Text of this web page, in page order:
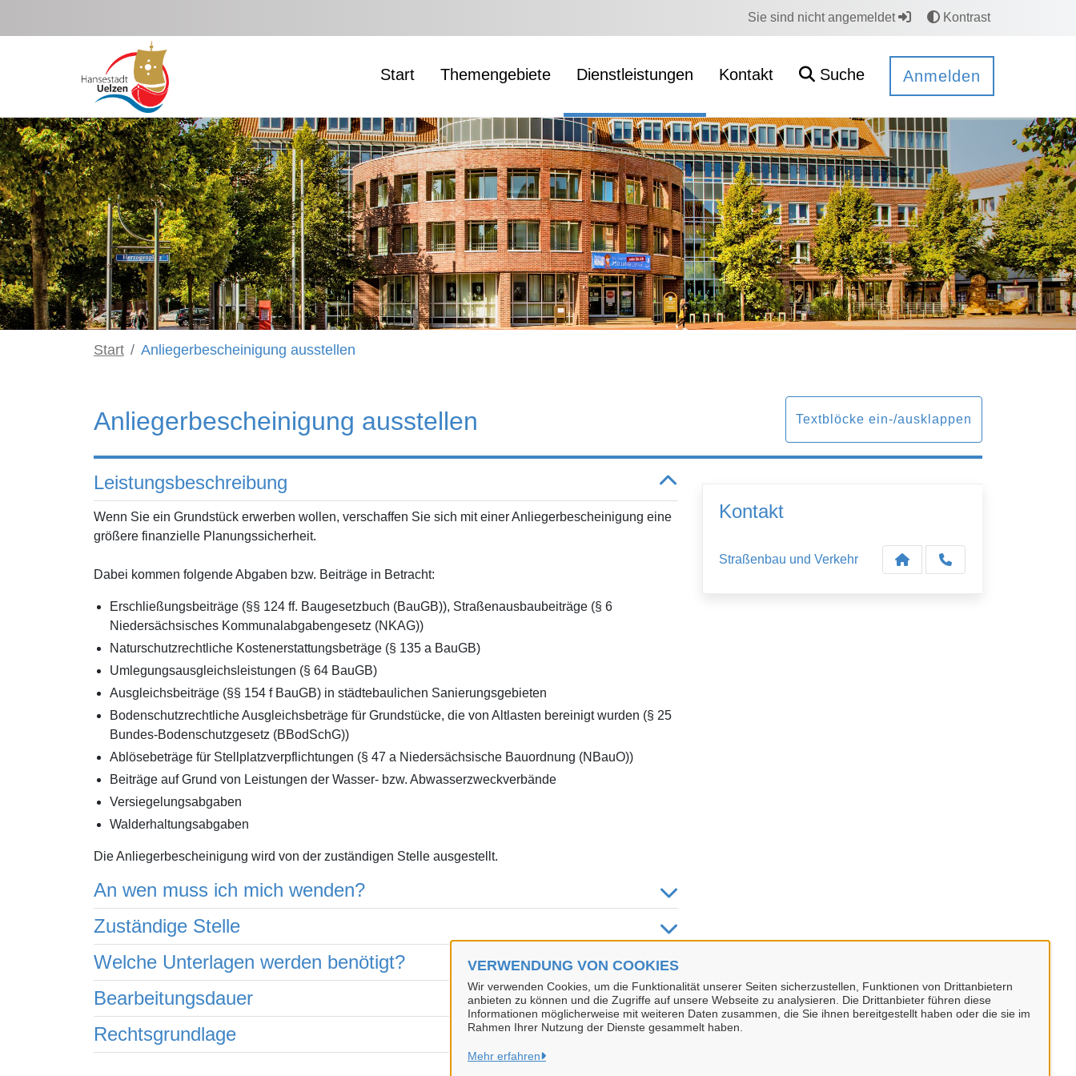
VERWENDUNG VON COOKIES
Wir verwenden Cookies, um die Funktionalität unserer Seiten sicherzustellen, Funktionen von Drittanbietern
anbieten zu können und die Zugriffe auf unsere Webseite zu analysieren. Die Drittanbieter führen diese
Informationen möglicherweise mit weiteren Daten zusammen, die Sie ihnen bereitgestellt haben oder die sie im
Rahmen Ihrer Nutzung der Dienste gesammelt haben.
Mehr erfahren
Sie sind nicht angemeldet Kontrast
Start Themengebiete Dienstleistungen Kontakt Suche Anmelden
Start Anliegerbescheinigung ausstellen
Anliegerbescheinigung ausstellen Textblöcke ein-/ausklappen
Leistungsbeschreibung
Wenn Sie ein Grundstück erwerben wollen, verschaffen Sie sich mit einer Anliegerbescheinigung eine
größere finanzielle Planungssicherheit.
Dabei kommen folgende Abgaben bzw. Beiträge in Betracht:
Erschließungsbeiträge (§§ 124 ff. Baugesetzbuch (BauGB)), Straßenausbaubeiträge (§ 6
Niedersächsisches Kommunalabgabengesetz (NKAG))
Naturschutzrechtliche Kostenerstattungsbeträge (§ 135 a BauGB)
Umlegungsausgleichsleistungen (§ 64 BauGB)
Ausgleichsbeiträge (§§ 154 f BauGB) in städtebaulichen Sanierungsgebieten
Bodenschutzrechtliche Ausgleichsbeträge für Grundstücke, die von Altlasten bereinigt wurden (§ 25
Bundes-Bodenschutzgesetz (BBodSchG))
Ablösebeträge für Stellplatzverpflichtungen (§ 47 a Niedersächsische Bauordnung (NBauO))
Beiträge auf Grund von Leistungen der Wasser- bzw. Abwasserzweckverbände
Versiegelungsabgaben
Walderhaltungsabgaben
Die Anliegerbescheinigung wird von der zuständigen Stelle ausgestellt.
An wen muss ich mich wenden?
Zuständige Stelle
Welche Unterlagen werden benötigt?
Bearbeitungsdauer
Rechtsgrundlage
Kontakt
Straßenbau und Verkehr